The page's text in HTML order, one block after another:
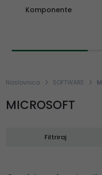
Komponente
Naslovnica SOFTWARE
MICROSOFT
Filtriraj